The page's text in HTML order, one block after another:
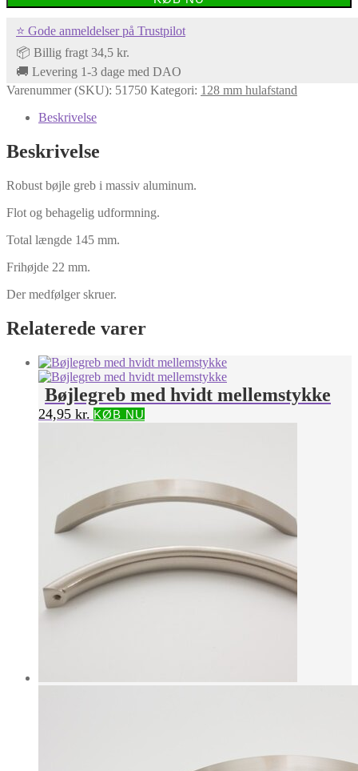
robust
antal
⭐ Gode anmeldelser på Trustpilot
📦 Billig fragt 34,5 kr.
🚚 Levering 1-3 dage med DAO
Varenummer (SKU): 51750 Kategori: 128 mm hulafstand
Beskrivelse
Beskrivelse
Robust bøjle greb i massiv aluminum.
Flot og behagelig udformning.
Total længde 145 mm.
Frihøjde 22 mm.
Der medfølger skruer.
Relaterede varer
Bøjlegreb med hvidt mellemstykke
24,95 kr. KØB NU